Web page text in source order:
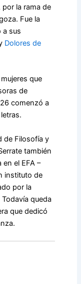
la rama de
Fue la
a sus
Dolores de
que
de
comenzó a
de Filosofía y
también
el EFA –
instituto de
por la
queda
que dedicó